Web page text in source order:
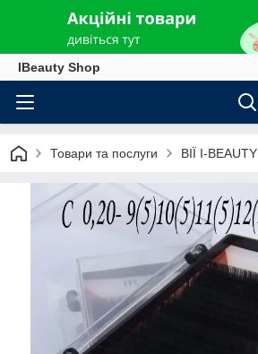
IBeauty Shop
Товари та послуги ВІЇ I-BEAUTY